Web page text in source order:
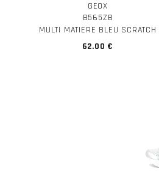
GEOX
B565ZB
MULTI MATIERE BLEU SCRATCH
62.00 €